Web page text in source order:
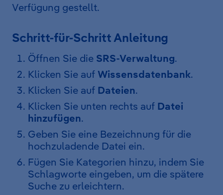
Verfügung gestellt.
Schritt-für-Schritt Anleitung
Öffnen Sie die SRS-Verwaltung.
Klicken Sie auf Wissensdatenbank.
Klicken Sie auf Dateien.
Klicken Sie unten rechts auf Datei
hinzufügen.
Geben Sie eine Bezeichnung für die
hochzuladende Datei ein.
Fügen Sie Kategorien hinzu, indem Sie
Schlagworte eingeben, um die spätere
Suche zu erleichtern.